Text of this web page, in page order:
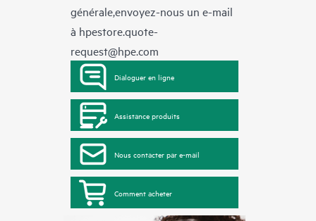
générale,envoyez-nous un e-mail
à hpestore.quote-
request@hpe.com
Dialoguer en ligne
Assistance produits
Nous contacter par e-mail
Comment acheter